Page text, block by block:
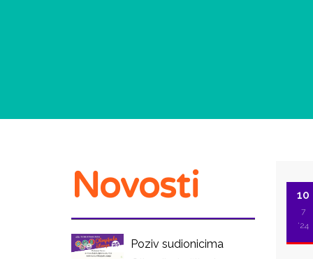
10
7
'24
Novosti
Poziv sudionicima